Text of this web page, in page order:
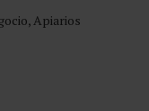
Apiarios